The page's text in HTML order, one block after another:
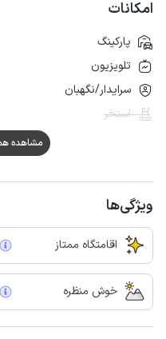
امکانات
پارکینگ
تلویزیون
سرایدار/نگهبان
استخر
مشاهده همه (18
ویژگی‌ها
اقامتگاه ممتاز
خوش منظره